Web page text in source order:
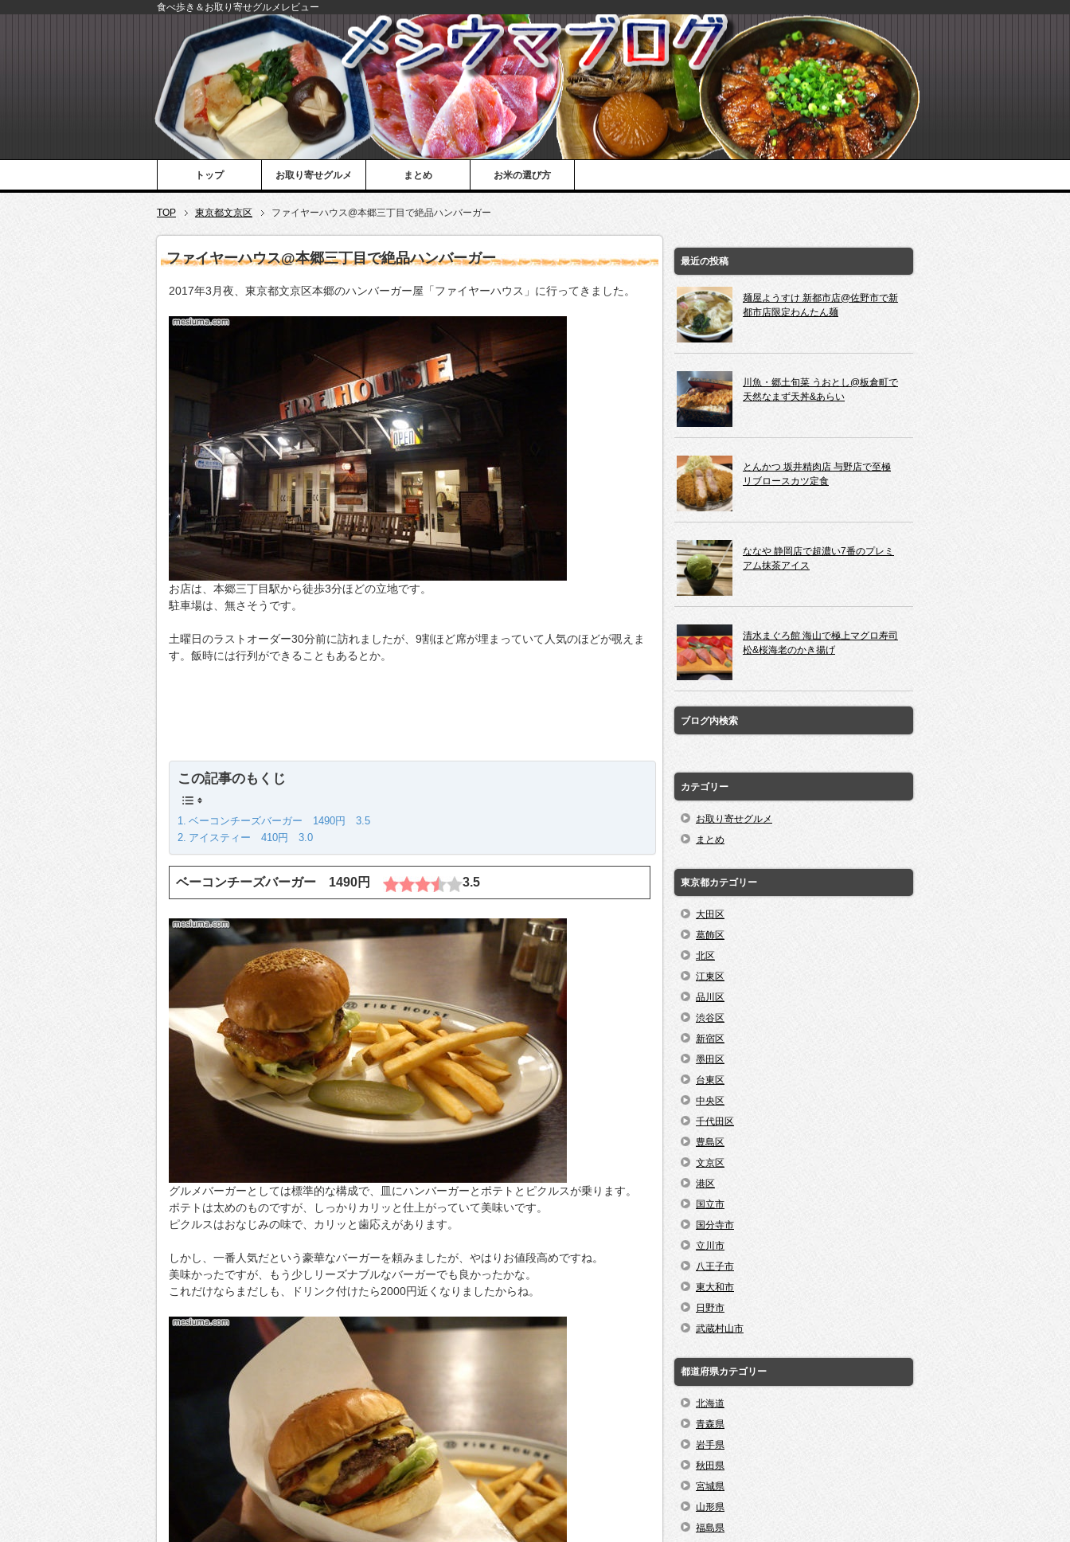
食べ歩き＆お取り寄せグルメレビュー
トップ お取り寄せグルメ まとめ お米の選び方
TOP 東京都文京区 ファイヤーハウス@本郷三丁目で絶品ハンバーガー
ファイヤーハウス@本郷三丁目で絶品ハンバーガー
2017年3月夜、東京都文京区本郷のハンバーガー屋「ファイヤーハウス」に行ってきました。
お店は、本郷三丁目駅から徒歩3分ほどの立地です。
駐車場は、無さそうです。
土曜日のラストオーダー30分前に訪れましたが、9割ほど席が埋まっていて人気のほどが覗えま
す。飯時には行列ができることもあるとか。
この記事のもくじ
ベーコンチーズバーガー 1490円 3.5
アイスティー 410円 3.0
ベーコンチーズバーガー 1490円 3.5
グルメバーガーとしては標準的な構成で、皿にハンバーガーとポテトとピクルスが乗ります。
ポテトは太めのものですが、しっかりカリッと仕上がっていて美味いです。
ピクルスはおなじみの味で、カリッと歯応えがあります。
しかし、一番人気だという豪華なバーガーを頼みましたが、やはりお値段高めですね。
美味かったですが、もう少しリーズナブルなバーガーでも良かったかな。
これだけならまだしも、ドリンク付けたら2000円近くなりましたからね。
最近の投稿
麺屋ようすけ 新都市店@佐野市で新
都市店限定わんたん麺
川魚・郷土旬菜 うおとし@板倉町で
天然なまず天丼&あらい
とんかつ 坂井精肉店 与野店で至極
リブロースカツ定食
ななや 静岡店で超濃い7番のプレミ
アム抹茶アイス
清水まぐろ館 海山で極上マグロ寿司
松&桜海老のかき揚げ
ブログ内検索
カテゴリー
お取り寄せグルメ
まとめ
東京都カテゴリー
大田区
葛飾区
北区
江東区
品川区
渋谷区
新宿区
墨田区
台東区
中央区
千代田区
豊島区
文京区
港区
国立市
国分寺市
立川市
八王子市
東大和市
日野市
武蔵村山市
都道府県カテゴリー
北海道
青森県
岩手県
秋田県
宮城県
山形県
福島県